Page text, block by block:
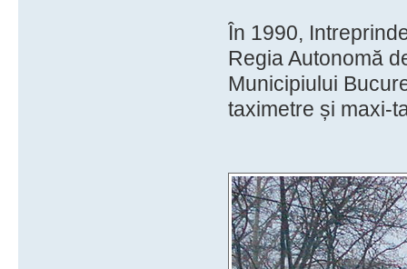
În 1990,
Regia Autonomă
Municipiului
taximetre și maxi-